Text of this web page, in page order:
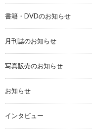
書籍・DVDのお知らせ
月刊誌のお知らせ
写真販売のお知らせ
お知らせ
インタビュー